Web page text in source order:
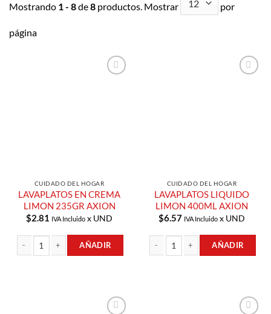
Mostrando 1 - 8de8 productos. Mostrar por
página
CUIDADO DEL HOGAR
LAVAPLATOS EN CREMA
LIMON 235GR AXION
$2.81 IVA Incluido x UND
AÑADIR
CUIDADO DEL HOGAR
LAVAPLATOS LIQUIDO
LIMON 400ML AXION
$6.57 IVA Incluido x UND
AÑADIR